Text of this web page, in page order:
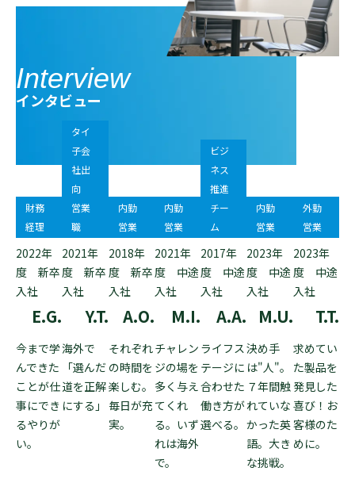
Interview
インタビュー
財務
経理
2022年
度 新卒
入社
E.G.
今まで学
んできた
ことが仕
事にでき
るやりが
い。
タイ
子会
社出
向
営業
職
2021年
度 新卒
入社
Y.T.
海外で
「選んだ
道を正解
にする」
内勤
営業
2018年
度 新卒
入社
A.O.
それぞれ
の時間を
楽しむ。
毎日が充
実。
内勤
営業
2021年
度 中途
入社
M.I.
チャレン
ジの場を
多く与え
てくれ
る。いず
れは海外
で。
ビジ
ネス
推進
チー
ム
2017年
度 中途
入社
A.A.
ライフス
テージに
合わせた
働き方が
選べる。
内勤
営業
2023年
度 中途
入社
M.U.
決め手
は"人"。
７年間触
れていな
かった英
語。大き
な挑戦。
外勤
営業
2023年
度 中途
入社
T.T.
求めてい
た製品を
発見した
喜び！お
客様のた
めに。